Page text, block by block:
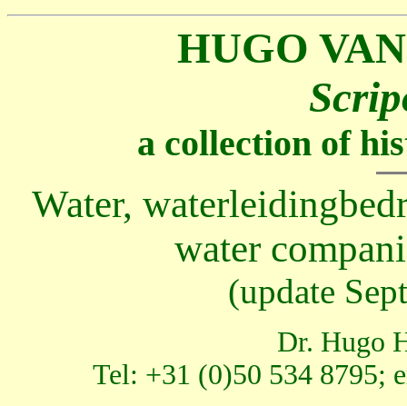
HUGO
a collection of
Water,
water
(update
Dr. Hugo
Tel: +31 (0)50 534 8795;